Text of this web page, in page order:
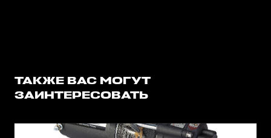
ТАКЖЕ ВАС МОГУТ
ЗАИНТЕРЕСОВАТЬ